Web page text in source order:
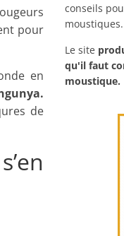
pour
en
de
conseils
moustiques.
Le site
qu'il faut
moustique.